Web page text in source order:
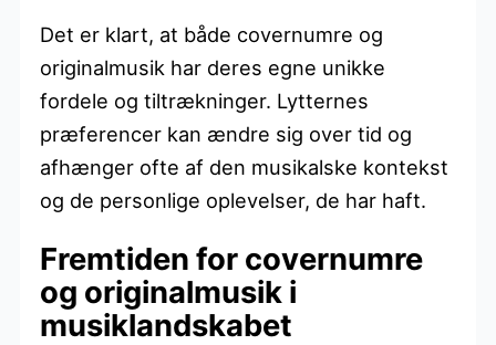
Det er klart, at både covernumre og
originalmusik har deres egne unikke
fordele og tiltrækninger. Lytternes
præferencer kan ændre sig over tid og
afhænger ofte af den musikalske kontekst
og de personlige oplevelser, de har haft.
Fremtiden for covernumre
og originalmusik i
musiklandskabet